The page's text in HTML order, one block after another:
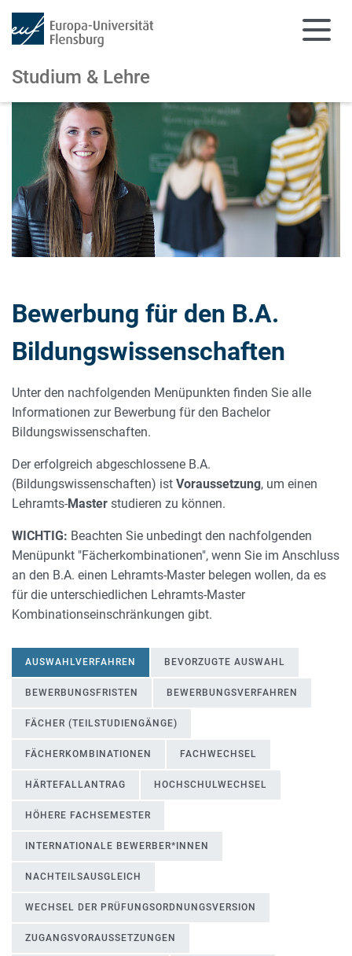
Zum Hauptinhalt springen
Zur Navigation springen
Studium & Lehre
Bewerbung für den B.A.
Bildungswissenschaften
Unter den nachfolgenden Menüpunkten finden Sie alle
Informationen zur Bewerbung für den Bachelor
Bildungswissenschaften.
Der erfolgreich abgeschlossene B.A.
(Bildungswissenschaften) ist Voraussetzung, um einen
Lehramts-Master studieren zu können.
WICHTIG: Beachten Sie unbedingt den nachfolgenden
Menüpunkt "Fächerkombinationen", wenn Sie im Anschluss
an den B.A. einen Lehramts-Master belegen wollen, da es
für die unterschiedlichen Lehramts-Master
Kombinationseinschränkungen gibt.
AUSWAHLVERFAHREN BEVORZUGTE AUSWAHL
BEWERBUNGSFRISTEN BEWERBUNGSVERFAHREN
FÄCHER (TEILSTUDIENGÄNGE)
FÄCHERKOMBINATIONEN FACHWECHSEL
HÄRTEFALLANTRAG HOCHSCHULWECHSEL
HÖHERE FACHSEMESTER
INTERNATIONALE BEWERBER*INNEN
NACHTEILSAUSGLEICH
WECHSEL DER PRÜFUNGSORDNUNGSVERSION
ZUGANGSVORAUSSETZUNGEN